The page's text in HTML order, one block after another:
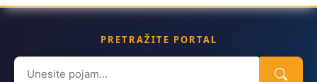
PRETRAŽITE PORTAL
Search